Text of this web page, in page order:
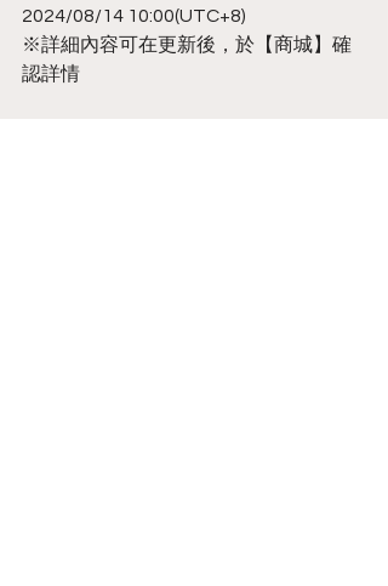
2024/08/14 10:00(UTC+8)
※詳細內容可在更新後，於【商城】確
認詳情